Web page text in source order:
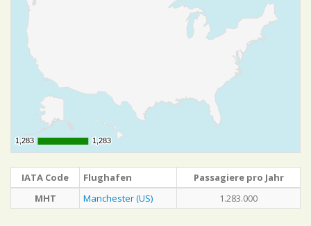
1,283
1,283 1,283
1,283
IATA Code Flughafen
Passagiere pro Jahr
MHT
Manchester (US) 1.283.000